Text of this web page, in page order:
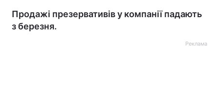
Продажі презервативів у компанії падають
з березня.
Реклама